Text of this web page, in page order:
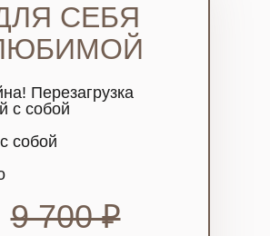
СЕБЯ
Перезагрузка
с собой
собой
9 700 ₽